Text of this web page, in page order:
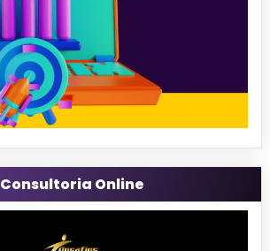
Consultoria Online